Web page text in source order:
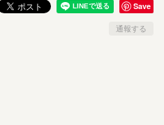
Save
通報する